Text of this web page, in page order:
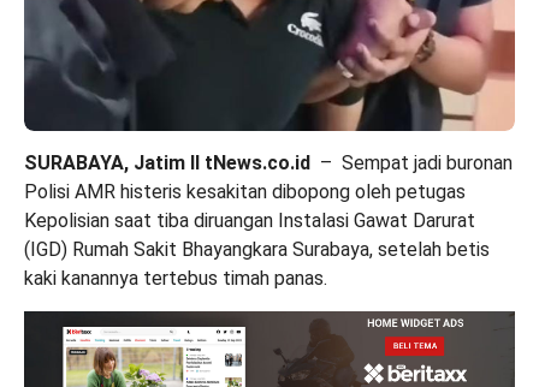
SURABAYA, Jatim II tNews.co.id – Sempat jadi buronan
Polisi AMR histeris kesakitan dibopong oleh petugas
Kepolisian saat tiba diruangan Instalasi Gawat Darurat
(IGD) Rumah Sakit Bhayangkara Surabaya, setelah betis
kaki kanannya tertebus timah panas.